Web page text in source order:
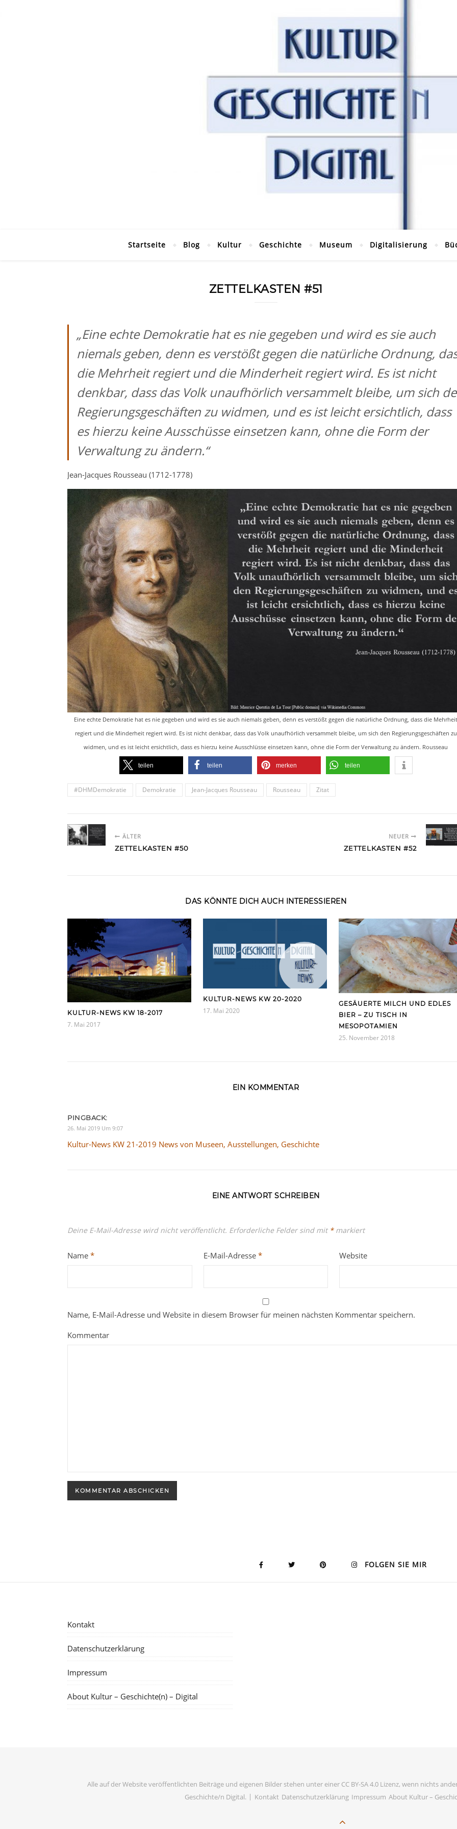
Startseite Blog Kultur Geschichte Museum Digitalisierung
ZETTELKASTEN #51
„Eine echte Demokratie hat es nie gegeben und wird es sie auch
niemals geben, denn es verstößt gegen die natürliche Ordnung,
die Mehrheit regiert und die Minderheit regiert wird. Es ist nicht
denkbar, dass das Volk unaufhörlich versammelt bleibe, um sich
Regierungsgeschäften zu widmen, und es ist leicht ersichtlich, dass
es hierzu keine Ausschüsse einsetzen kann, ohne die Form der
Verwaltung zu ändern.“
Jean-Jacques Rousseau (1712-1778)
Eine echte Demokratie hat es nie gegeben und wird es sie auch niemals geben, denn es verstößt gegen die natürliche Ordnung, dass die Mehrheit
regiert und die Minderheit regiert wird. Es ist nicht denkbar, dass das Volk unaufhörlich versammelt bleibe, um sich den Regierungsgeschäften zu
widmen, und es ist leicht ersichtlich, dass es hierzu keine Ausschlüsse einsetzen kann, ohne die Form der Verwaltung zu ändern. Rousseau
teilen teilen merken teilen
#DHMDemokratie Demokratie Jean-Jacques Rousseau Rousseau Zitat
ÄLTER
ZETTELKASTEN #50
NEUER
ZETTELKASTEN #52
DAS KÖNNTE DICH AUCH INTERESSIEREN
KULTUR-NEWS KW 18-2017
7. Mai 2017
KULTUR-NEWS KW 20-2020
17. Mai 2020
GESÄUERTE MILCH UND EDLES
BIER – ZU TISCH IN
MESOPOTAMIEN
25. November 2018
EIN KOMMENTAR
PINGBACK:
26. Mai 2019 Um 9:07
Kultur-News KW 21-2019 News von Museen, Ausstellungen, Geschichte
EINE ANTWORT SCHREIBEN
Deine E-Mail-Adresse wird nicht veröffentlicht. Erforderliche Felder sind mit *markiert
Name * E-Mail-Adresse * Website
Name, E-Mail-Adresse und Website in diesem Browser für meinen nächsten Kommentar speichern.
Kommentar
FOLGEN SIE MIR
Kontakt
Datenschutzerklärung
Impressum
About Kultur – Geschichte(n) – Digital
Alle auf der Website veröffentlichten Beiträge und eigenen Bilder stehen unter einer CC BY-SA 4.0 Lizenz, wenn nichts
Geschichte/n Digital. Kontakt Datenschutzerklärung Impressum About Kultur –